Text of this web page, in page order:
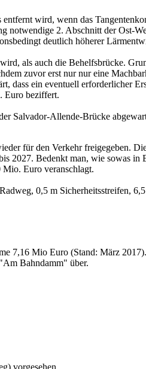
entfernt wird, wenn das
notwendige 2. Abschnitt der Ost-
deutlich höherer
als auch die Behelfsbrücke.
zuvor erst nur nur eine
dass ein eventuell erforderlicher
Euro beziffert.
Salvador-Allende-Brücke
für den Verkehr freigegeben.
2027. Bedenkt man, wie sowas
Mio. Euro veranschlagt.
0,5 m Sicherheitsstreifen,
7,16 Mio Euro (Stand: März
Bahndamm" über.
vorgesehen.